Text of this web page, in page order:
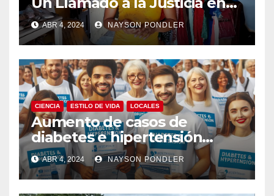
Medio de la Ola de Robos en
Bluefields￼
ABR 4, 2024 NAYSON PONDLER
CIENCIA ESTILO DE VIDA LOCALES
Aumento de casos de
diabetes e hipertensión
arterial en Nicaragua￼
ABR 4, 2024 NAYSON PONDLER